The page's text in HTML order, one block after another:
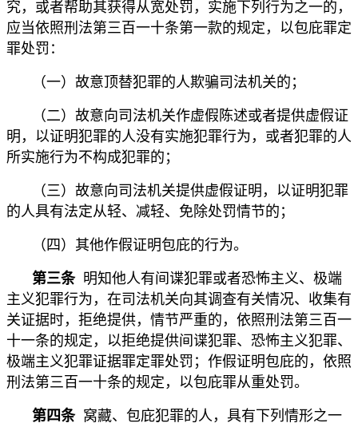
究，或者帮助其获得从宽处罚，实施下列行为之一的，
应当依照刑法第三百一十条第一款的规定，以包庇罪定
罪处罚：
（一）故意顶替犯罪的人欺骗司法机关的；
（二）故意向司法机关作虚假陈述或者提供虚假证
明，以证明犯罪的人没有实施犯罪行为，或者犯罪的人
所实施行为不构成犯罪的；
（三）故意向司法机关提供虚假证明，以证明犯罪
的人具有法定从轻、减轻、免除处罚情节的；
（四）其他作假证明包庇的行为。
第三条明知他人有间谍犯罪或者恐怖主义、极端
主义犯罪行为，在司法机关向其调查有关情况、收集有
关证据时，拒绝提供，情节严重的，依照刑法第三百一
十一条的规定，以拒绝提供间谍犯罪、恐怖主义犯罪、
极端主义犯罪证据罪定罪处罚；作假证明包庇的，依照
刑法第三百一十条的规定，以包庇罪从重处罚。
第四条窝藏、包庇犯罪的人，具有下列情形之一